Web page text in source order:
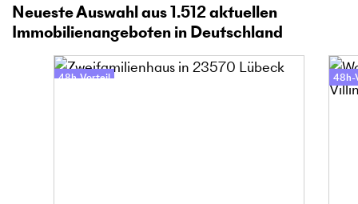
Neueste Auswahl aus1.512aktuellen
Immobilienangeboten in Deutschland
48h-Vorteil
48h-